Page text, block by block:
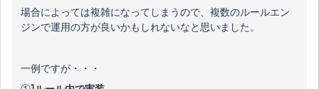
場合によっては複雑になってしまうので、複数のルールエン
ジンで運用の方が良いかもしれないなと思いました。
一例ですが・・・